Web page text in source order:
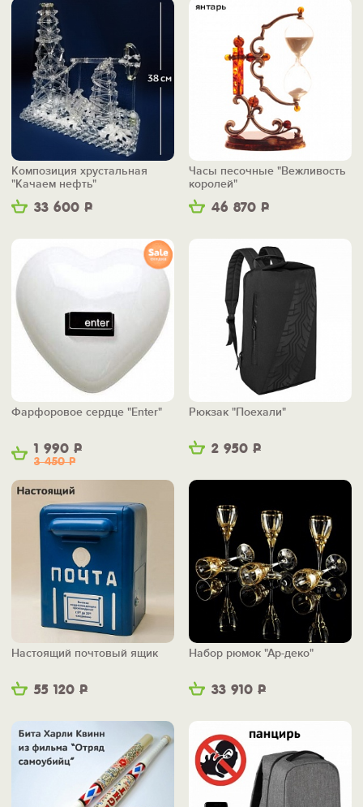
33 600 Р
Композиция хрустальная
"Качаем нефть"
46 870 Р
Часы песочные "Вежливость
королей"
1 990 Р
3 450Р
Фарфоровое сердце "Enter"
2 950 Р
Рюкзак "Поехали"
55 120 Р
Настоящий почтовый ящик
33 910 Р
Набор рюмок "Ар-деко"